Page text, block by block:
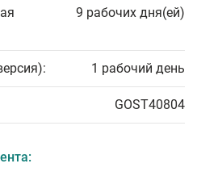
9 рабочих дня(ей)
1 рабочий день
GOST40804